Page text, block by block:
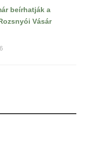
beírhatják a
Vásár